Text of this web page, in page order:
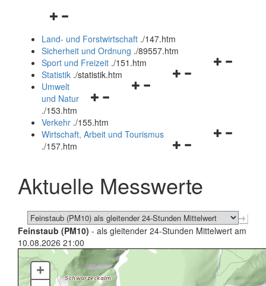
Navigationsmenü
und
schließen
Land- und Forstwirtschaft ./147.htm
Sicherheit und Ordnung ./89557.htm
Navigationsmenü
Sport und Freizeit ./151.htm
Navigationsmenü
Statistik ./statistik.htm
Navigationsmenü
und
schließen
Umwelt
und Natur
./153.htm
Verkehr ./155.htm
Navigationsmenü
schließen
Wirtschaft, Arbeit und Tourismus
./157.htm
Aktuelle Messwerte
Feinstaub (PM10) - als gleitender 24-Stunden Mittelwert am
10.08.2026 21:00
+